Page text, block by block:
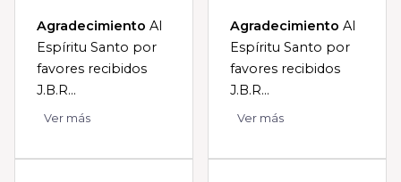
Agradecimiento Al
Espíritu Santo por
favores recibidos
J.B.R...
Ver más
Agradecimiento Al
Espíritu Santo por
favores recibidos
J.B.R...
Ver más